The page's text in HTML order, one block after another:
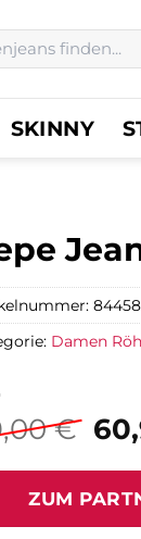
SKINNY
€
ZUM
Damen